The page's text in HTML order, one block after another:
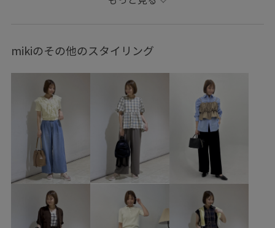
ニット/セーター ジャケット/アウター
シューズ 財布/小物 バンダナ/スカーフ
GDM16540 GDV16220 GIA16040
GIN26050 GIX16190 26RPUVCARE 26SSRPgoods
26SSRPジャケット 26SS_エアリーリネンライク
26SSエアリーリネンライク 26SS八方映えニット
RP26SS RP26SS_goods RP26SS_サマーニット
mikiのその他のスタイリング